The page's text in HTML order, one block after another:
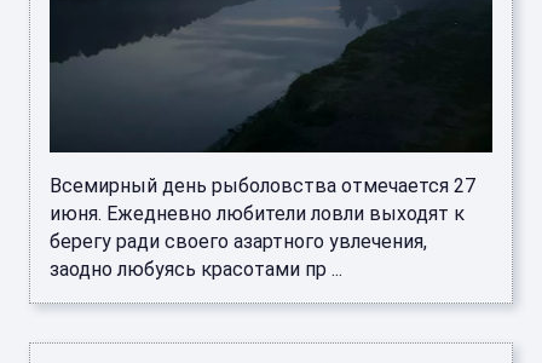
Всемирный день рыболовства отмечается 27
июня. Ежедневно любители ловли выходят к
берегу ради своего азартного увлечения,
заодно любуясь красотами пр ...